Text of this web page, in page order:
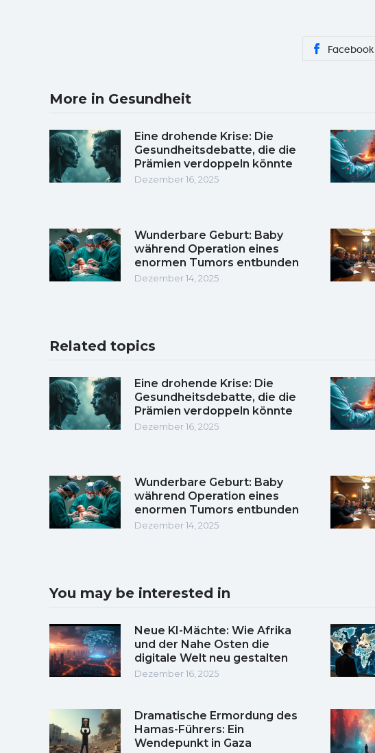
Facebook
More in Gesundheit
Eine drohende Krise: Die
Gesundheitsdebatte, die die
Prämien verdoppeln könnte
Dezember 16, 2025
Wunderbare Geburt: Baby
während Operation eines
enormen Tumors entbunden
Dezember 14, 2025
Related topics
Eine drohende Krise: Die
Gesundheitsdebatte, die die
Prämien verdoppeln könnte
Dezember 16, 2025
Wunderbare Geburt: Baby
während Operation eines
enormen Tumors entbunden
Dezember 14, 2025
You may be interested in
Neue KI-Mächte: Wie Afrika
und der Nahe Osten die
digitale Welt neu gestalten
Dezember 16, 2025
Dramatische Ermordung des
Hamas-Führers: Ein
Wendepunkt in Gaza